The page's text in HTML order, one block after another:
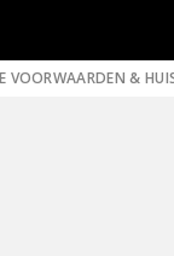
VOORWAARDEN &